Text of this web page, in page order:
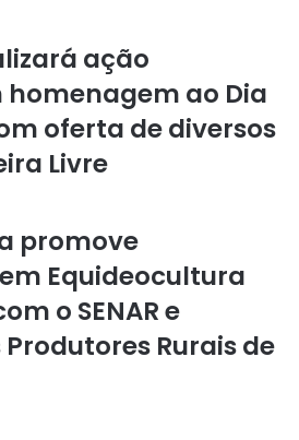
ação
ao Dia
oferta de diversos
Livre
promove
Equideocultura
o SENAR e
Rurais de